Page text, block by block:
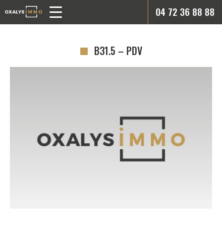
B31.5 – PDV
04 72 36 88 88